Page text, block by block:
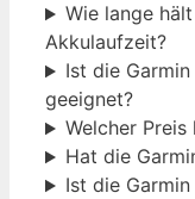
Wie lange
Akkulaufzeit?
Ist die
geeignet?
Welcher
Hat die
Ist die